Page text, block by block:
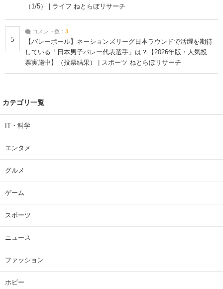
（1/5） | ライフ ねとらぼリサーチ
5
コメント数： 3
【バレーボール】ネーションズリーグ日本ラウンドで活躍を期待
している「日本男子バレー代表選手」は？【2026年版・人気投
票実施中】（投票結果） | スポーツ ねとらぼリサーチ
カテゴリ一覧
IT・科学
エンタメ
グルメ
ゲーム
スポーツ
ニュース
ファッション
ホビー